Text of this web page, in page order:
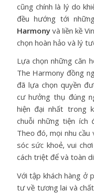
cũng chính là lý do
đều hướng tới
Harmonyvà liền kề
chọn hoàn hảo và lý
Lựa chọn những căn
The Harmony đồng
đã lựa chọn quyền
cư hưởng thụ đúng
hiện đại nhất trong
chuỗi những tiện ích
Theo đó, mọi nhu cầu
sóc sức khoẻ, vui
cách triệt để và toàn
Với tập khách hàng ở
tư về tương lai và